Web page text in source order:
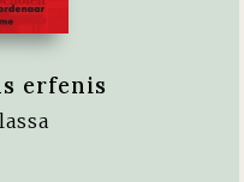
erfenis